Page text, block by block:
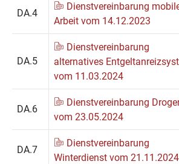
DA.4
Dienstvereinbarung
Arbeit vom 14.12.2023
DA.5
Dienstvereinbarung
alternatives
vom 11.03.2024
DA.6
Dienstvereinbarung
vom 23.05.2024
DA.7
Dienstvereinbarung
Winterdienst vom 21.11.2024